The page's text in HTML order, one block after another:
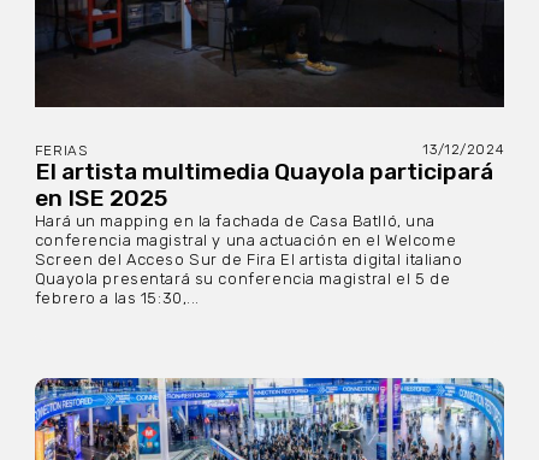
FERIAS 13/12/2024
El artista multimedia Quayola participará
en ISE 2025
Hará un mapping en la fachada de Casa Batlló, una
conferencia magistral y una actuación en el Welcome
Screen del Acceso Sur de Fira El artista digital italiano
Quayola presentará su conferencia magistral el 5 de
febrero a las 15:30,...